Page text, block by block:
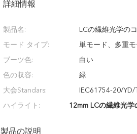
詳細情報
製品名: LCの繊維光学の
モード タイプ: 単モード、多重モ
ブーツ色: 白い
色の収容: 緑
大会Standars: IEC61754-20/YD/
ハイライト: 12mm LCの繊維光学
製品の説明